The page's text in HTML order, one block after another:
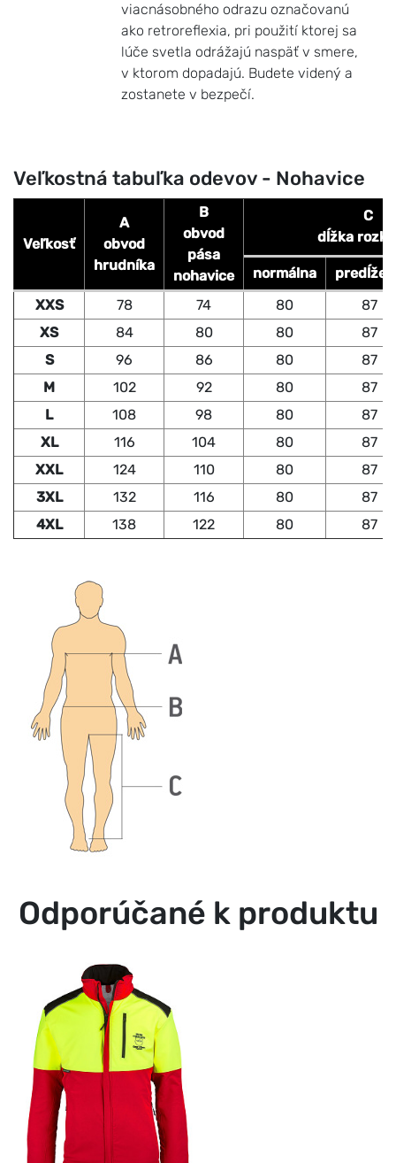
viacnásobného odrazu označovanú
ako retroreflexia, pri použití ktorej sa
lúče svetla odrážajú naspäť v smere,
v ktorom dopadajú. Budete videný a
zostanete v bezpečí.
Veľkostná tabuľka odevov - Nohavice
Veľkosť
A
obvod
hrudníka
B
obvod
pása
nohavice
C
dĺžka
normálna
XXS
78 74 80
87
XS
84 80 80
87
S
96 86 80
87
M
102 92 80
87
L
108 98 80
87
XL
116 104 80
87
XXL
124 110 80
87
3XL
132 116 80
87
4XL
138 122 80 87
Odporúčané k produktu